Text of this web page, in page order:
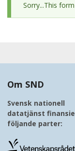
Sorry...This
Om SND
Svensk nationell
datatjänst
följande parter: